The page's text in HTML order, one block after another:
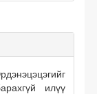
илүү